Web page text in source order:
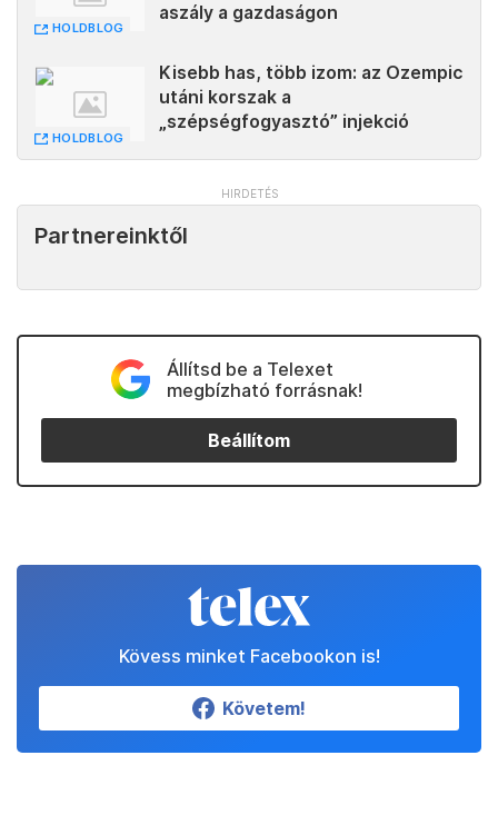
HOLDBLOG
aszály a gazdaságon
HOLDBLOG
Kisebb has, több izom: az Ozempic
utáni korszak a
„szépségfogyasztó” injekció
Partnereinktől
Állítsd be a Telexet
megbízható forrásnak!
Beállítom
Kövess minket Facebookon is!
Követem!